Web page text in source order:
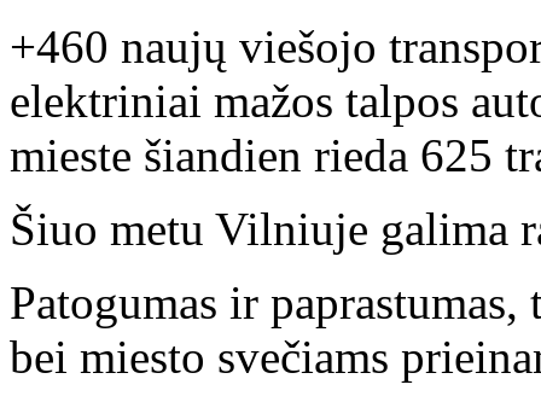
+460 naujų viešojo
elektriniai mažos talpos
mieste šiandien rieda 625
Šiuo metu Vilniuje galima
Patogumas ir
bei miesto svečiams